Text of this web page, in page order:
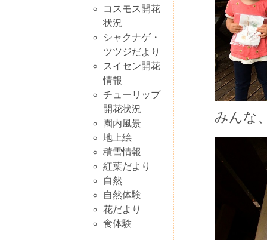
コスモス開花
状況
シャクナゲ・
ツツジだより
スイセン開花
情報
チューリップ
開花状況
園内風景
地上絵
積雪情報
紅葉だより
自然
自然体験
花だより
食体験
みんな